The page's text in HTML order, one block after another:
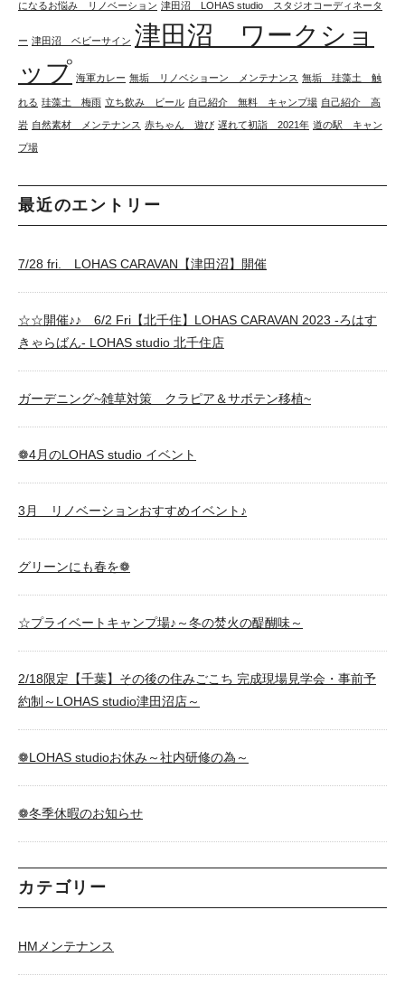
になるお悩み リノベーション 津田沼 LOHAS studio スタジオコーディネータ
ー 津田沼 ベビーサイン 津田沼 ワークショ
ップ 海軍カレー 無垢 リノベショーン メンテナンス 無垢 珪藻土 触
れる 珪藻土 梅雨 立ち飲み ビール 自己紹介 無料 キャンプ場 自己紹介 高
岩 自然素材 メンテナンス 赤ちゃん 遊び 遅れて初詣 2021年 道の駅 キャン
プ場
最近のエントリー
7/28 fri. LOHAS CARAVAN【津田沼】開催
☆☆開催♪♪ 6/2 Fri【北千住】LOHAS CARAVAN 2023 -ろはす
きゃらばん- LOHAS studio 北千住店
ガーデニング~雑草対策 クラピア＆サボテン移植~
❁4月のLOHAS studio イベント
3月 リノベーションおすすめイベント♪
グリーンにも春を❁
☆プライベートキャンプ場♪～冬の焚火の醍醐味～
2/18限定【千葉】その後の住みごこち 完成現場見学会・事前予
約制～LOHAS studio津田沼店～
❁LOHAS studioお休み～社内研修の為～
❁冬季休暇のお知らせ
カテゴリー
HMメンテナンス